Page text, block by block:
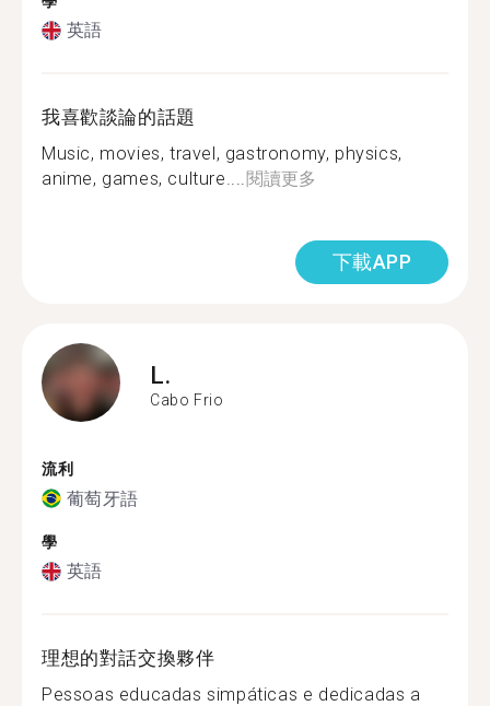
英語
我喜歡談論的話題
Music, movies, travel, gastronomy, physics,
anime, games, culture....閱讀更多
下載APP
L.
Cabo Frio
流利
葡萄牙語
學
英語
理想的對話交換夥伴
Pessoas educadas simpáticas e dedicadas a